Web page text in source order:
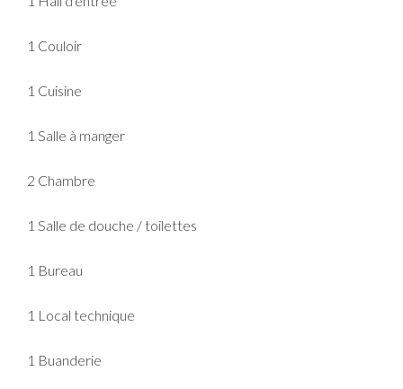
1 Couloir
1 Cuisine
1 Salle à manger
2 Chambre
1 Salle de douche / toilettes
1 Bureau
1 Local technique
1 Buanderie